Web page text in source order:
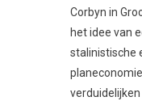
Corbyn in
het idee van
stalinistische